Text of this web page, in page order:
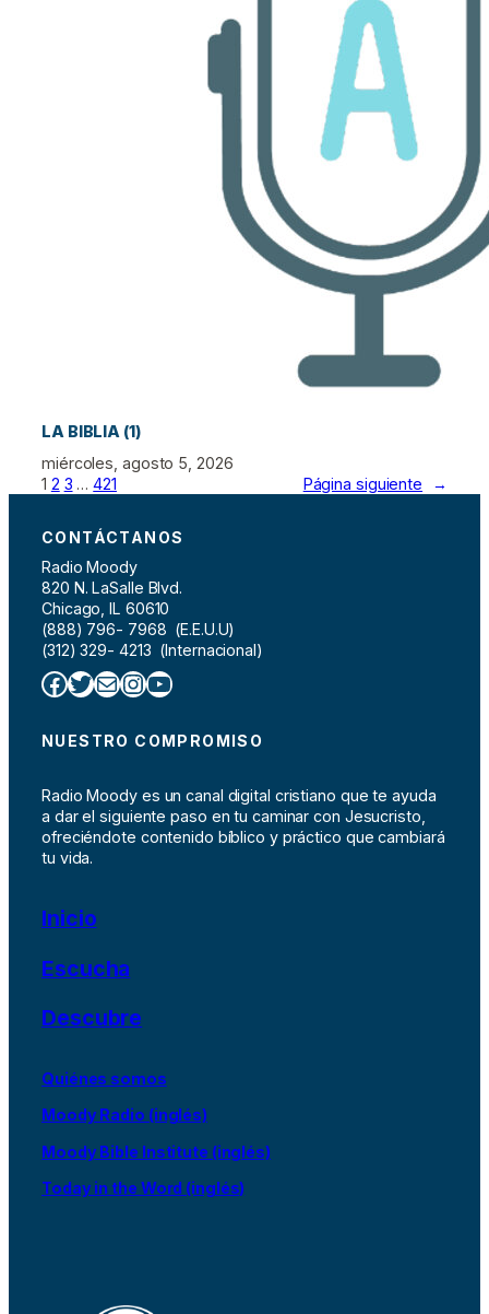
LA BIBLIA (1)
miércoles, agosto 5, 2026
1 2 3 … 421 Página siguiente →
CONTÁCTANOS
Radio Moody
820 N. LaSalle Blvd.
Chicago, IL 60610
(888) 796- 7968 (E.E.U.U)
(312) 329- 4213 (Internacional)
Facebook Twitter Correo electrónico InstagramYouTube
NUESTRO COMPROMISO
Radio Moody es un canal digital cristiano que te ayuda
a dar el siguiente paso en tu caminar con Jesucristo,
ofreciéndote contenido bíblico y práctico que cambiará
tu vida.
Inicio
Escucha
Descubre
Quiénes somos
Moody Radio (inglés)
Moody Bible Institute (inglés)
Today in the Word (inglés)